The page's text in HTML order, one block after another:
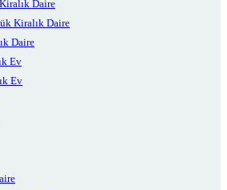
Daire
Kiralık Daire
Daire
Ev
Ev